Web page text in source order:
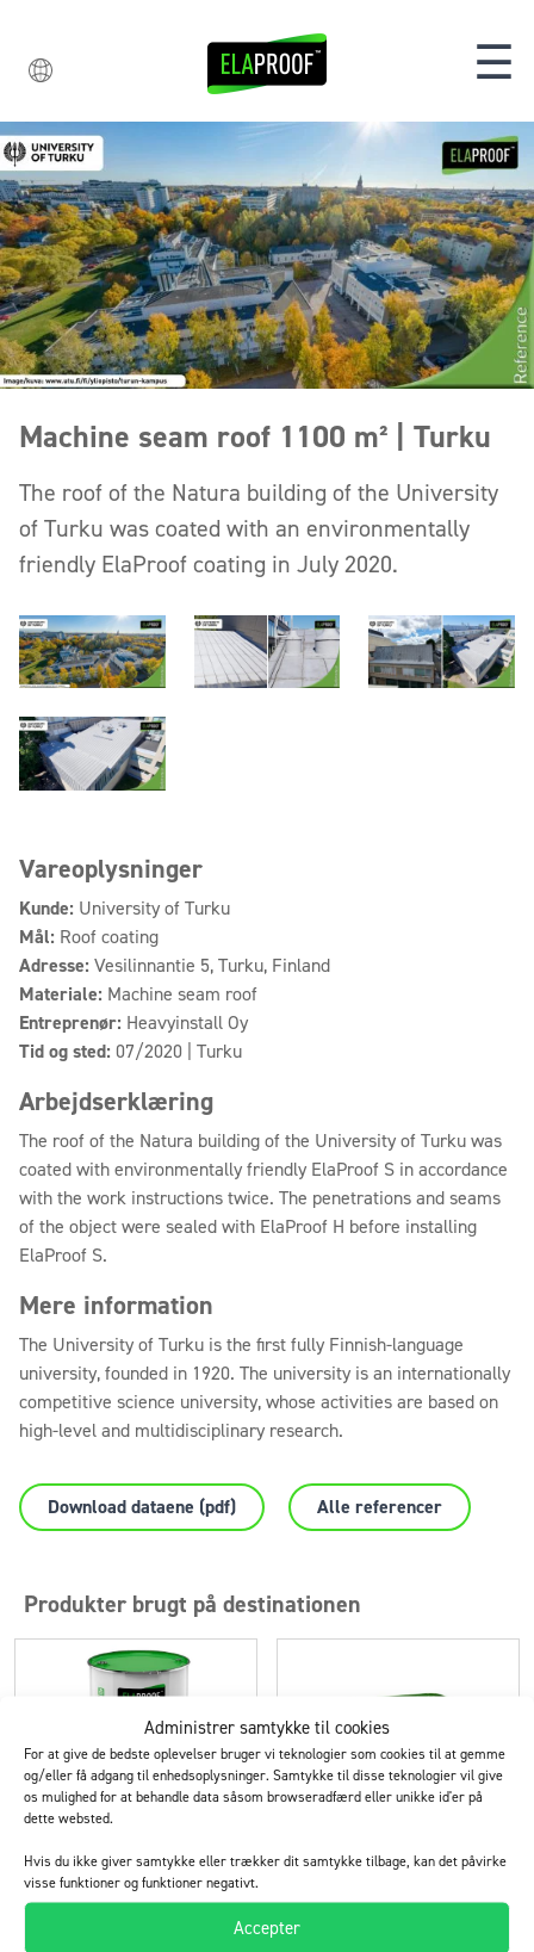
Administrer samtykke til cookies
For at give de bedste oplevelser bruger vi teknologier som cookies til at gemme
og/eller få adgang til enhedsoplysninger. Samtykke til disse teknologier vil give
os mulighed for at behandle data såsom browseradfærd eller unikke id'er på
dette websted.
Hvis du ikke giver samtykke eller trækker dit samtykke tilbage, kan det påvirke
visse funktioner og funktioner negativt.
Accepter
☰
Machine seam roof 1100 m² | Turku
The roof of the Natura building of the University
of Turku was coated with an environmentally
friendly ElaProof coating in July 2020.
Vareoplysninger
Kunde: University of Turku
Mål: Roof coating
Adresse: Vesilinnantie 5, Turku, Finland
Materiale: Machine seam roof
Entreprenør: Heavyinstall Oy
Tid og sted: 07/2020 | Turku
Arbejdserklæring
The roof of the Natura building of the University of Turku was
coated with environmentally friendly ElaProof S in accordance
with the work instructions twice. The penetrations and seams
of the object were sealed with ElaProof H before installing
ElaProof S.
Mere information
The University of Turku is the first fully Finnish-language
university, founded in 1920. The university is an internationally
competitive science university, whose activities are based on
high-level and multidisciplinary research.
Download dataene (pdf) Alle referencer
Produkter brugt på destinationen
ElaProof PRO S
rullebar og sprøjtebar
ElaProof Classic H
til udendørs brug